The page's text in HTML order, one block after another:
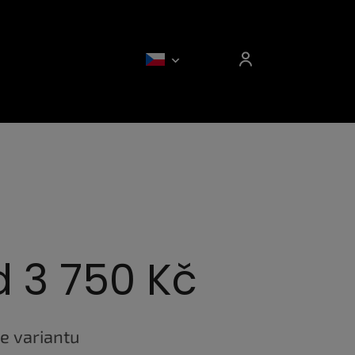
3 750 Kč
variantu